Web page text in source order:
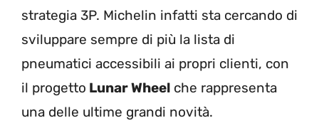
strategia 3P. Michelin infatti sta cercando di
sviluppare sempre di più la lista di
pneumatici accessibili ai propri clienti, con
il progetto Lunar Wheel che rappresenta
una delle ultime grandi novità.